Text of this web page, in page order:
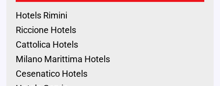
Hotels Rimini
Riccione Hotels
Cattolica Hotels
Milano Marittima Hotels
Cesenatico Hotels